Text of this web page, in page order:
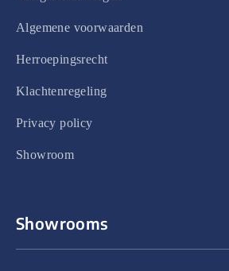
Algemene voorwaarden
Herroepingsrecht
Klachtenregeling
Privacy policy
Showroom
Showrooms